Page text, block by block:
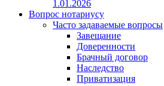
1.01.2026
Вопрос нотариусу
Часто задаваемые вопросы
Завещание
Доверенности
Брачный договор
Наследство
Приватизация